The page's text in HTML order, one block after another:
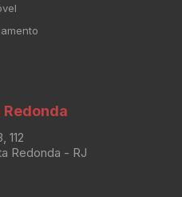
112
Redonda - RJ